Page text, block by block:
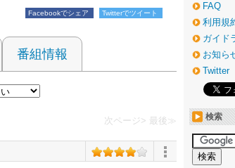
Facebookでシェア Twitterでツイート
番組情報
次ページ> 最後≫
FAQ
利用規
ガイド
お知ら
Twitter
検索